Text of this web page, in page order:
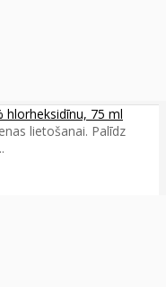
hlorheksidīnu, 75 ml
lietošanai. Palīdz